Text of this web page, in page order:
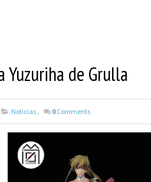
Yuzuriha de Grulla
Noticias , 0 Comments